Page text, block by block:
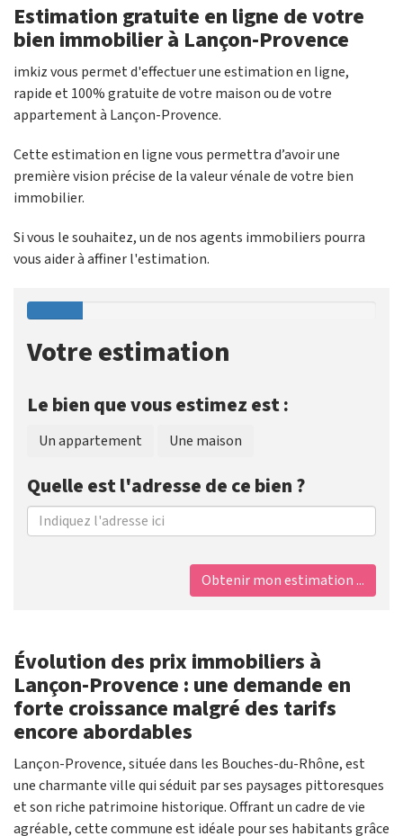
Estimation gratuite en ligne de votre
bien immobilier à Lançon-Provence
imkiz vous permet d'effectuer une estimation en ligne,
rapide et 100% gratuite de votre maison ou de votre
appartement à Lançon-Provence.
Cette estimation en ligne vous permettra d’avoir une
première vision précise de la valeur vénale de votre bien
immobilier.
Si vous le souhaitez, un de nos agents immobiliers pourra
vous aider à affiner l'estimation.
Votre estimation
Le bien que vous estimez est :
Un appartement Une maison
Quelle est l'adresse de ce bien ?
Obtenir mon estimation ...
Évolution des prix immobiliers à
Lançon-Provence : une demande en
forte croissance malgré des tarifs
encore abordables
Lançon-Provence, située dans les Bouches-du-Rhône, est
une charmante ville qui séduit par ses paysages pittoresques
et son riche patrimoine historique. Offrant un cadre de vie
agréable, cette commune est idéale pour ses habitants grâce